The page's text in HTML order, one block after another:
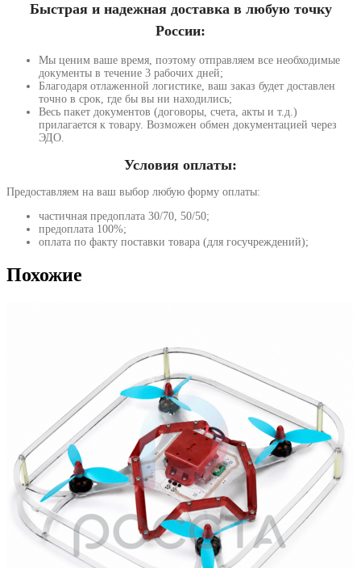
Быстрая и надежная доставка в любую точку
России:
Мы ценим ваше время, поэтому отправляем все необходимые
документы в течение 3 рабочих дней;
Благодаря отлаженной логистике, ваш заказ будет доставлен
точно в срок, где бы вы ни находились;
Весь пакет документов (договоры, счета, акты и т.д.)
прилагается к товару. Возможен обмен документацией через
ЭДО.
Условия оплаты:
Предоставляем на ваш выбор любую форму оплаты:
частичная предоплата 30/70, 50/50;
предоплата 100%;
оплата по факту поставки товара (для госучреждений);
Похожие